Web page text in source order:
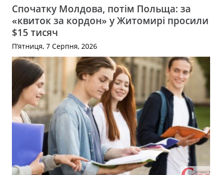
Спочатку Молдова, потім Польща: за
«квиток за кордон» у Житомирі просили
$15 тисяч
П’ятниця, 7 Серпня, 2026